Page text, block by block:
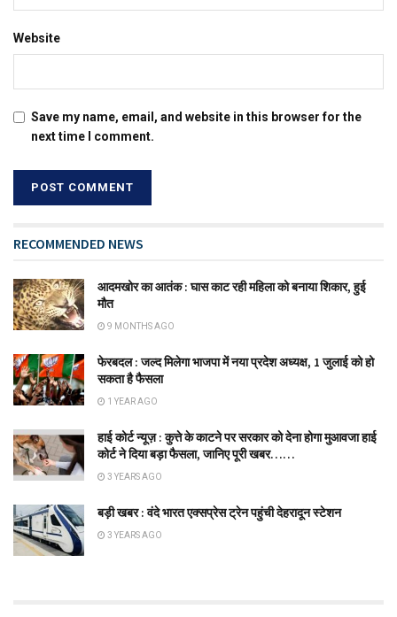
Website
Save my name, email, and website in this browser for the
next time I comment.
RECOMMENDED NEWS
आदमखोर का आतंक : घास काट रही महिला को बनाया शिकार, हुई
मौत
9 MONTHS AGO
फेरबदल : जल्द मिलेगा भाजपा में नया प्रदेश अध्यक्ष, 1 जुलाई को हो
सकता है फैसला
1 YEAR AGO
हाई कोर्ट न्यूज़ : कुत्ते के काटने पर सरकार को देना होगा मुआवजा‌ हाई
कोर्ट ने दिया बड़ा फैसला, जानिए पूरी खबर……
3 YEARS AGO
बड़ी खबर : वंदे भारत एक्सप्रेस ट्रेन पहुंची देहरादून स्टेशन
3 YEARS AGO